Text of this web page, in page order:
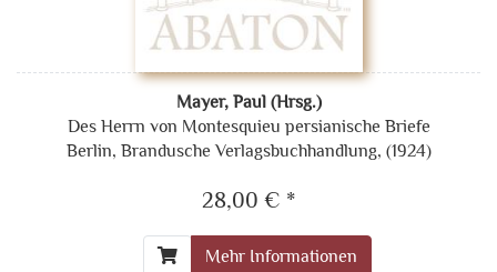
Mayer, Paul (Hrsg.)
Des Herrn von Montesquieu persianische Briefe
Berlin, Brandusche Verlagsbuchhandlung, (1924)
28,00 € *
Mehr Informationen